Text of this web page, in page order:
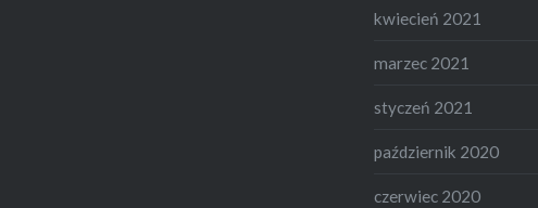
kwiecień 2021
marzec 2021
styczeń 2021
październik 2020
czerwiec 2020